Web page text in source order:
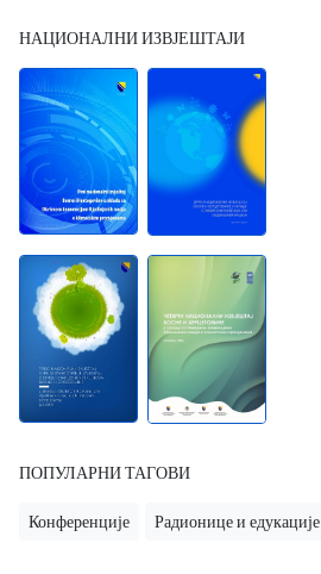
НАЦИОНАЛНИ ИЗВЈЕШТАЈИ
ПОПУЛАРНИ ТАГОВИ
Конференције Радионице и едукације